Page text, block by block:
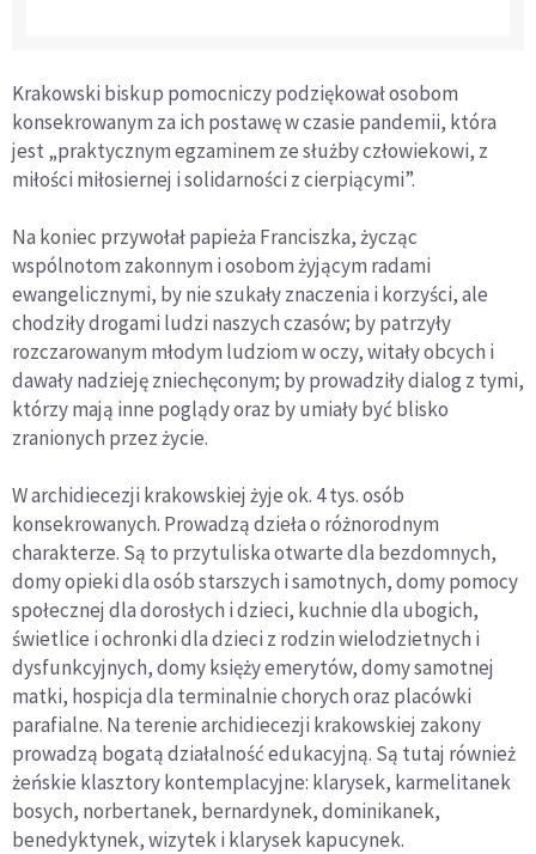
Krakowski biskup pomocniczy podziękował osobom
konsekrowanym za ich postawę w czasie pandemii, która
jest „praktycznym egzaminem ze służby człowiekowi, z
miłości miłosiernej i solidarności z cierpiącymi”.
Na koniec przywołał papieża Franciszka, życząc
wspólnotom zakonnym i osobom żyjącym radami
ewangelicznymi, by nie szukały znaczenia i korzyści, ale
chodziły drogami ludzi naszych czasów; by patrzyły
rozczarowanym młodym ludziom w oczy, witały obcych i
dawały nadzieję zniechęconym; by prowadziły dialog z tymi,
którzy mają inne poglądy oraz by umiały być blisko
zranionych przez życie.
W archidiecezji krakowskiej żyje ok. 4 tys. osób
konsekrowanych. Prowadzą dzieła o różnorodnym
charakterze. Są to przytuliska otwarte dla bezdomnych,
domy opieki dla osób starszych i samotnych, domy pomocy
społecznej dla dorosłych i dzieci, kuchnie dla ubogich,
świetlice i ochronki dla dzieci z rodzin wielodzietnych i
dysfunkcyjnych, domy księży emerytów, domy samotnej
matki, hospicja dla terminalnie chorych oraz placówki
parafialne. Na terenie archidiecezji krakowskiej zakony
prowadzą bogatą działalność edukacyjną. Są tutaj również
żeńskie klasztory kontemplacyjne: klarysek, karmelitanek
bosych, norbertanek, bernardynek, dominikanek,
benedyktynek, wizytek i klarysek kapucynek.